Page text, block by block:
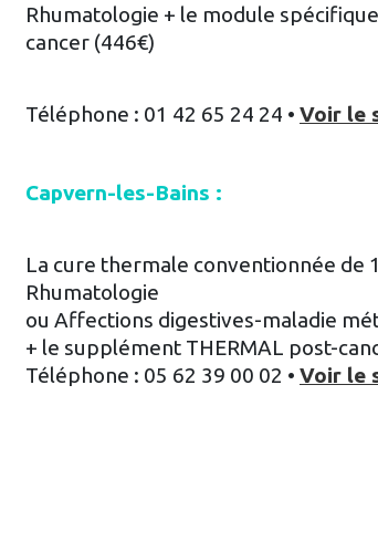
Rhumatologie + le module
cancer (446€)
Téléphone : 01 42 65 24 24 • Voir le
Capvern-les-Bains :
La cure thermale conventionnée de
Rhumatologie
ou Affections digestives-maladie
+ le supplément THERMAL post-
Téléphone : 05 62 39 00 02 • Voir le